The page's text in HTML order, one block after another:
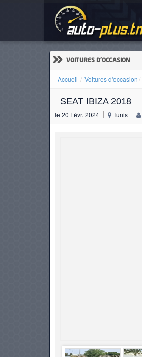
» VOITURES D'OCCASION
Accueil Voitures d'occasion
SEAT IBIZA 2018
le 20 Fèvr. 2024 Tunis
ACTUALITÉS